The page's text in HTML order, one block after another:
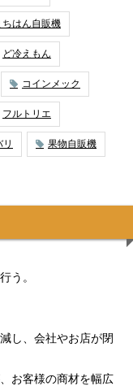
ちはん自販機
ど冷えもん
コインメック
フルトリエ
リ 果物自販機
う。
し、会社やお店が閉
お客様の商材を幅広